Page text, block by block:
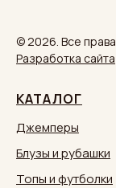
© 2026. Все
Разработка сайта
КАТАЛОГ
Джемперы
Блузы и рубашки
Топы и футболки